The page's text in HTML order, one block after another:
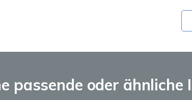
passende oder ähnliche